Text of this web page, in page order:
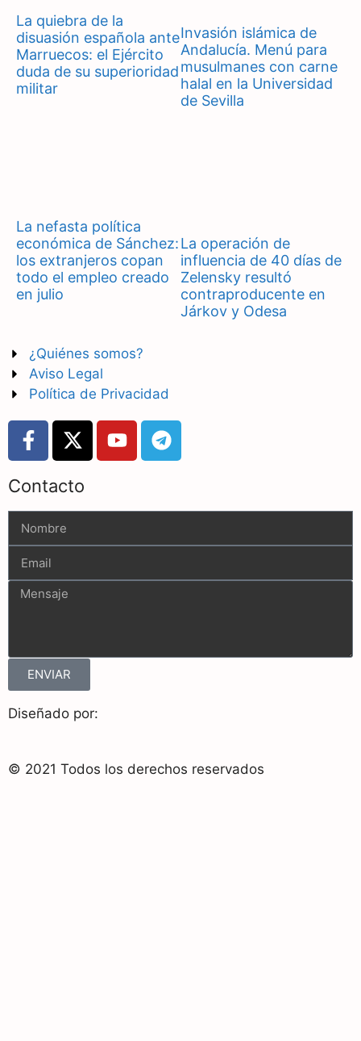
La quiebra de la
disuasión española ante
Marruecos: el Ejército
duda de su superioridad
militar
Invasión islámica de
Andalucía. Menú para
musulmanes con carne
halal en la Universidad
de Sevilla
La nefasta política
económica de Sánchez:
los extranjeros copan
todo el empleo creado
en julio
La operación de
influencia de 40 días de
Zelensky resultó
contraproducente en
Járkov y Odesa
¿Quiénes somos?
Aviso Legal
Política de Privacidad
Contacto
ENVIAR
Diseñado por:
© 2021 Todos los derechos reservados